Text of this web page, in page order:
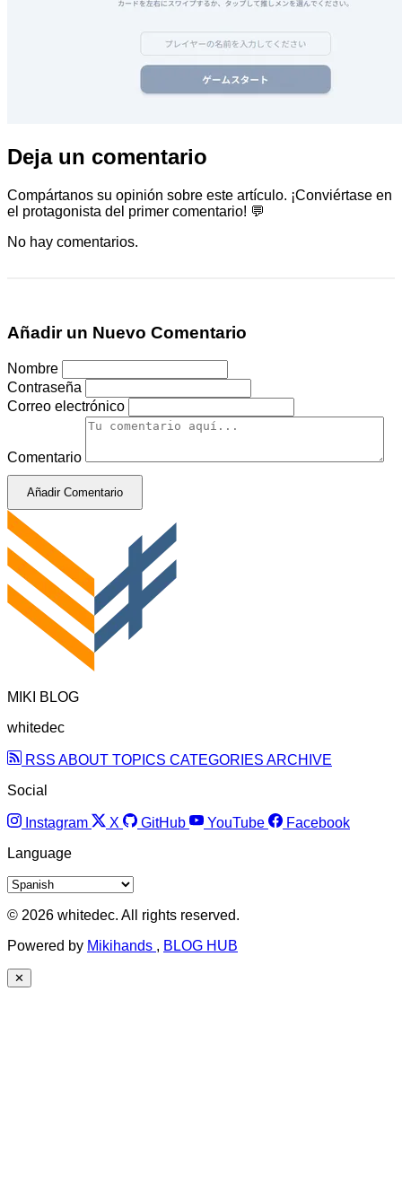
Deja un comentario
Compártanos su opinión sobre este artículo. ¡Conviértase en
el protagonista del primer comentario! 💬
No hay comentarios.
Añadir un Nuevo Comentario
Nombre
Contraseña
Correo electrónico
Comentario
Añadir Comentario
MIKI BLOG
whitedec
RSS ABOUT TOPICS CATEGORIES ARCHIVE
Social
Instagram X GitHub YouTube
Facebook
Language
© 2026 whitedec. All rights reserved.
Powered by Mikihands , BLOG HUB
✕